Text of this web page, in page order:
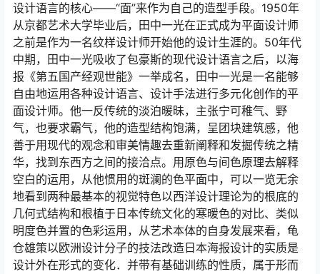
设计语言的核心――“面”来作为自己的造型手段。1950年
从京都艺术大学毕业后，田中一光在正式成为平面设计师
之前是作为一名纹样设计师开始他的设计生涯的。50年代
中期，田中一光吸收了包豪斯的现代设计语言之后，以海
报《第五国产经观世能》一举成名，田中一光是一名能够
自由地运用各种设计语言、设计手法进行多元化创作的平
面设计师。他一反传统的淡泊暖昧，主张宁可稚气、野
气，也要求霸气，他的造型结构饱满，呈团块建筑感，他
善于用现代的观念和审美情趣去重新阐释和发掘传统之精
华，找到东西方之间的接洽点。用原色与间色原理去解释
空白的运用，从他惯用的斑澜的色平面中，可以一览无余
地看到两种最基本的视觉特色以西洋设计理论为的根底的
几何式结构和根植于日本传统文化的寒暖色的对比、类似
明度色并置的色彩运用，从艺术本体的自身发展来看，龟
仓雄策以欧洲设计分子的技法改造日本海报设计的实质是
设计外在形式的变化．并带有基础训练的性质，属于形而